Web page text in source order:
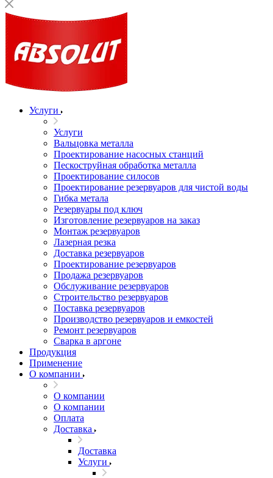
Услуги
Услуги
Вальцовка металла
Проектирование насосных станций
Пескоструйная обработка металла
Проектирование силосов
Проектирование резервуаров для чистой воды
Гибка метала
Резервуары под ключ
Изготовление резервуаров на заказ
Монтаж резервуаров
Лазерная резка
Доставка резервуаров
Проектирование резервуаров
Продажа резервуаров
Обслуживание резервуаров
Cтроительство резервуаров
Поставка резервуаров
Производство резервуаров и емкостей
Ремонт резервуаров
Сварка в аргоне
Продукция
Применение
О компании
О компании
О компании
Оплата
Доставка
Доставка
Услуги